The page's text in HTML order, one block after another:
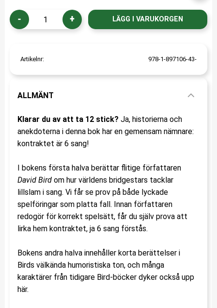
+
-
Artikelnr 978-1-897106-43-
ALLMÄNT
Klarar du av att ta 12 stick? Ja, historierna och
anekdoterna i denna bok har en gemensam nämnare:
kontraktet är 6 sang!
I bokens första halva berättar flitige författaren
David Bird om hur världens bridgestars tacklar
lillslam i sang. Vi får se prov på både lyckade
spelföringar som platta fall. Innan författaren
redogör för korrekt spelsätt, får du själv prova att
lirka hem kontraktet, ja 6 sang förstås.
Bokens andra halva innehåller korta berättelser i
Birds välkända humoristiska ton, och många
karaktärer från tidigare Bird-böcker dyker också upp
här.